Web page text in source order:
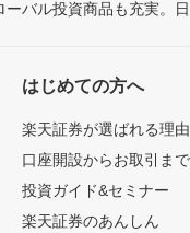
バル投資商品も充実。
はじめての方へ
楽天証券が選ばれる理由
口座開設からお取引ま
投資ガイド&セミナー
楽天証券のあんしん